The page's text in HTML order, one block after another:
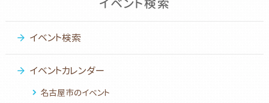
イベント検索
イベントカレンダー
名古屋市のイベント